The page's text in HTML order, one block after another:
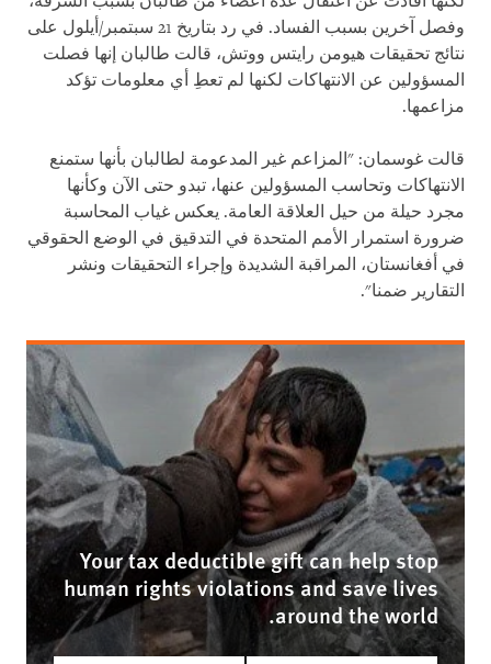
وفصل آخرين بسبب الفساد. في رد بتاريخ 21 سبتمبر/أيلول على
نتائج تحقيقات هيومن رايتس ووتش، قالت طالبان إنها فصلت
المسؤولين عن الانتهاكات لكنها لم تعطِ أي معلومات تؤكد
مزاعمها.
قالت غوسمان: "المزاعم غير المدعومة لطالبان بأنها ستمنع
الانتهاكات وتحاسب المسؤولين عنها، تبدو حتى الآن وكأنها
مجرد حيلة من حيل العلاقة العامة. يعكس غياب المحاسبة
ضرورة استمرار الأمم المتحدة في التدقيق في الوضع الحقوقي
في أفغانستان، المراقبة الشديدة وإجراء التحقيقات ونشر
التقارير ضمنا".
Your tax deductible gift can help stop
human rights violations and save lives
around the world.